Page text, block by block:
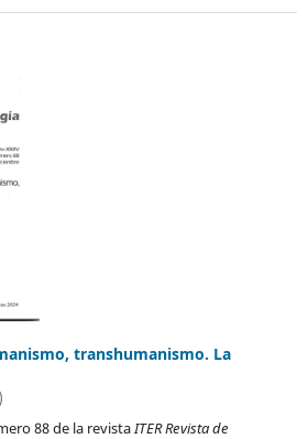
transhumanismo. La
88 de la revistaITER Revista de